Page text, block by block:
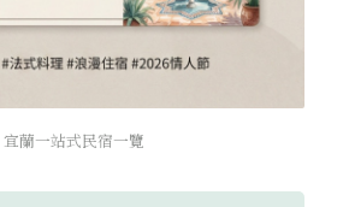
宜蘭一站式民宿一覽